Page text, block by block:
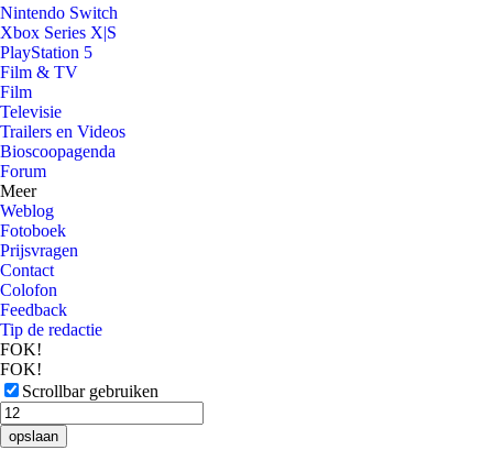
Nintendo Switch
Xbox Series X|S
PlayStation 5
Film & TV
Film
Televisie
Trailers en Videos
Bioscoopagenda
Forum
Meer
Weblog
Fotoboek
Prijsvragen
Contact
Colofon
Feedback
Tip de redactie
FOK!
FOK!
Scrollbar gebruiken
opslaan